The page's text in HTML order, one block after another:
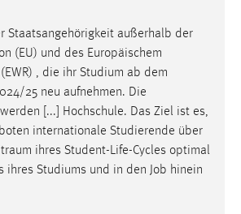
Staatsangehörigkeit außerhalb der
(EU) und des Europäischem
(EWR) , die ihr Studium ab dem
25 neu aufnehmen. Die
[...] Hochschule. Das Ziel ist es,
internationale Studierende über
ihres Student-Life-Cycles optimal
ihres Studiums und in den Job hinein